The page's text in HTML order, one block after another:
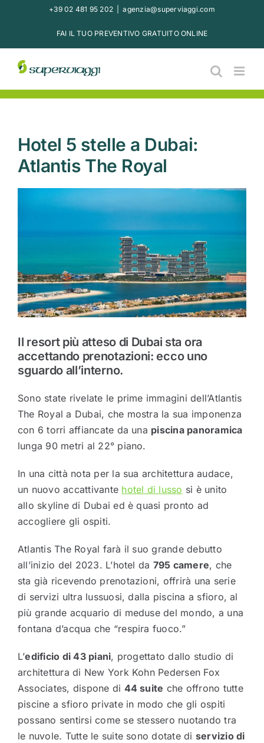
+39 02 481 95 202 agenzia@superviaggi.com
FAI IL TUO PREVENTIVO GRATUITO ONLINE
Hotel 5 stelle a Dubai:
Atlantis The Royal
Ingrandisci
Il resort più atteso di Dubai sta ora
accettando prenotazioni: ecco uno
sguardo all’interno.
Sono state rivelate le prime immagini dell’Atlantis
The Royal a Dubai, che mostra la sua imponenza
con 6 torri affiancate da una piscina panoramica
lunga 90 metri al 22° piano.
In una città nota per la sua architettura audace,
un nuovo accattivante hotel di lusso si è unito
allo skyline di Dubai ed è quasi pronto ad
accogliere gli ospiti.
Atlantis The Royal farà il suo grande debutto
all’inizio del 2023. L’hotel da 795 camere, che
sta già ricevendo prenotazioni, offrirà una serie
di servizi ultra lussuosi, dalla piscina a sfioro, al
più grande acquario di meduse del mondo, a una
fontana d’acqua che “respira fuoco.”
L’edificio di 43 piani, progettato dallo studio di
architettura di New York Kohn Pedersen Fox
Associates, dispone di 44 suite che offrono tutte
piscine a sfioro private in modo che gli ospiti
possano sentirsi come se stessero nuotando tra
le nuvole. Tutte le suite sono dotate di servizio di